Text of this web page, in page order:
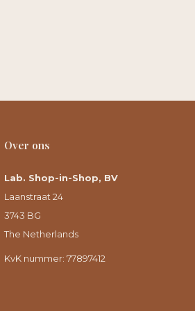
Over ons
Lab. Shop-in-Shop, BV
Laanstraat 24
3743 BG
The Netherlands
KvK nummer: 77897412